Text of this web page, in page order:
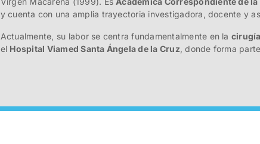
y cuenta con una amplia trayectoria investigadora, docente y
Actualmente, su labor se centra fundamentalmente en la
el Hospital Viamed Santa Ángela de la Cruz , donde forma